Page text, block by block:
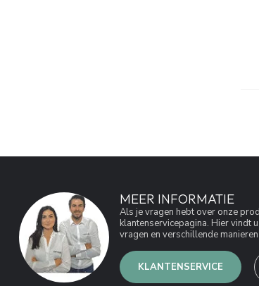
MEER INFORMATIE
Als je vragen hebt over onze
klantenservicepagina. Hier vindt
vragen en verschillende
KLANTENSERVICE